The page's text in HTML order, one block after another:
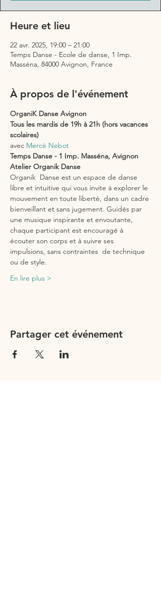
Heure et lieu
22 avr. 2025, 19:00 – 21:00
Temps Danse - Ecole de danse, 1 Imp.
Masséna, 84000 Avignon, France
À propos de l'événement
OrganiK Danse Avignon
Tous les mardis de 19h à 21h (hors vacances
scolaires)
avec Mercè Nebot
Temps Danse - 1 Imp. Masséna, Avignon
Atelier Organik Danse
Organik  Danse est un espace de danse
libre et intuitive qui vous invite à explorer le
mouvement en toute liberté, dans un cadre
bienveillant et sans jugement. Guidés par
une musique inspirante et envoutante,
chaque participant est encouragé à
écouter son corps et à suivre ses
impulsions, sans contraintes  de technique
ou de style.
En lire plus >
Partager cet événement